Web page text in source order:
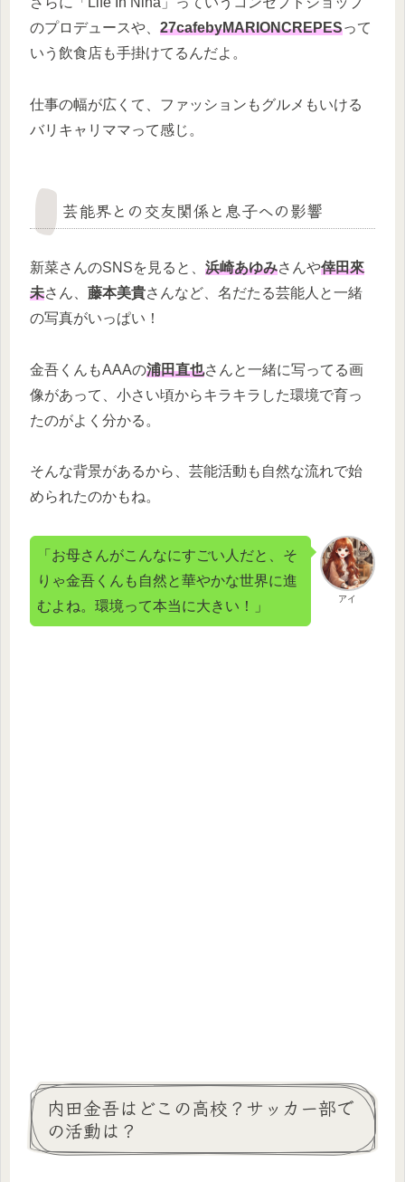
のプロデュースや、 27cafebyMARIONCREPESって
いう飲食店も手掛けてるんだよ。
仕事の幅が広くて、ファッションもグルメもいける
バリキャリママって感じ。
芸能界との交友関係と息子への影響
新菜さんのSNSを見ると、 浜崎あゆみさんや倖田來
未さん、 藤本美貴さんなど、名だたる芸能人と一緒
の写真がいっぱい！
金吾くんもAAAの浦田直也さんと一緒に写ってる画
像があって、小さい頃からキラキラした環境で育っ
たのがよく分かる。
そんな背景があるから、芸能活動も自然な流れで始
められたのかもね。
アイ
「お母さんがこんなにすごい人だと、そ
りゃ金吾くんも自然と華やかな世界に進
むよね。環境って本当に大きい！」
内田金吾はどこの高校？サッカー部で
の活動は？